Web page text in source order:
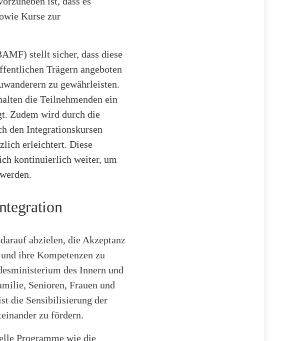
Kurse zur
stellt sicher, dass diese
Trägern angeboten
zu gewährleisten.
die Teilnehmenden ein
Zudem wird durch die
den Integrationskursen
erleichtert. Diese
kontinuierlich weiter, um
abzielen, die Akzeptanz
ihre Kompetenzen zu
des Innern und
Senioren, Frauen und
die Sensibilisierung der
zu fördern.
Programme wie die